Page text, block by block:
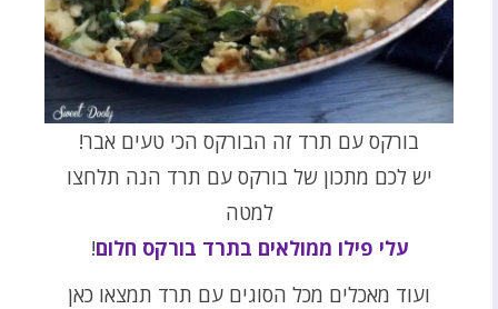
בורקס עם תרד זה הבורקס הכי טעים אבר!
יש לכם מתכון של בורקס עם תרד הנה תלחצו
למטה
עלי פילו ממולאים בתרד בורקס חלום!
ועוד מאכלים מכל הסוגים עם תרד תמצאו כאן